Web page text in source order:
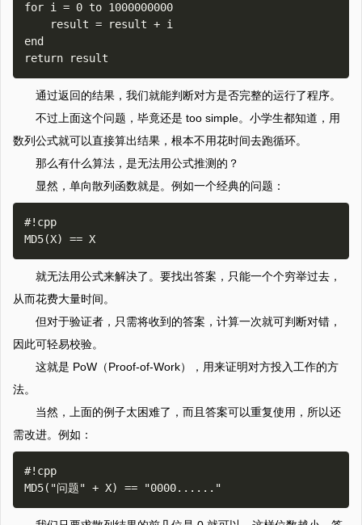
for i = 0 to 1000000000
end
通过返回的结果，我们就能判断对方是否完整的运行了程序。
不过上面这个问题，毕竟还是 too simple。小学生都知道，用
数列公式就可以直接算出结果，根本不用花时间去跑循环。
那么有什么算法，是无法用公式推测的？
显然，单向散列函数就是。例如一个经典的问题：
#!cpp
就无法用公式来解决了。要找出答案，只能一个个穷举过去，
从而花费大量时间。
但对于验证者，只需将收到的答案，计算一次就可判断对错，
因此可轻易校验。
这就是 PoW（Proof-of-Work），用来证明对方投入工作的方
法。
当然，上面的例子太困难了，而且答案可以重复使用，所以还
需改进。例如：
#!cpp